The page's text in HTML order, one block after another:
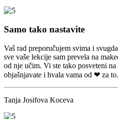
Samo tako nastavite
Vaš rad preporučujem svima i
sve vaše lekcije sam prevela na
od nje učim. Vi ste tako posveteni
objašnjavate i hvala vama od ❤ za
Tanja Josifova Koceva